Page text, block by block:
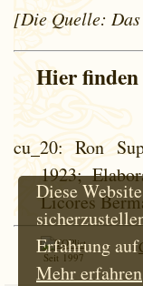
[Die Quelle:
Hier finden
cu_20: Ron
1923;
Licores
Seit 1997
Diese
Erfahrung auf
Mehr erfahren